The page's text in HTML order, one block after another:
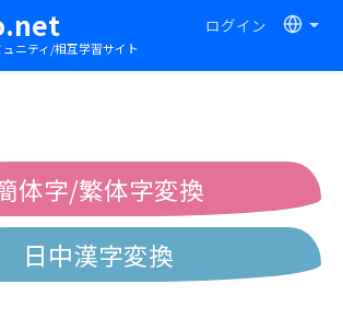
ニティ/相互学習サイト
ログイン
切り替える
体字/繁体字変換
日中漢字変換